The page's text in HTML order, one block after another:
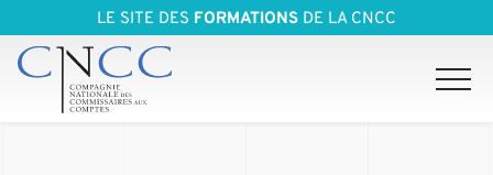
LE SITE DES FORMATIONS DE LA CNCC